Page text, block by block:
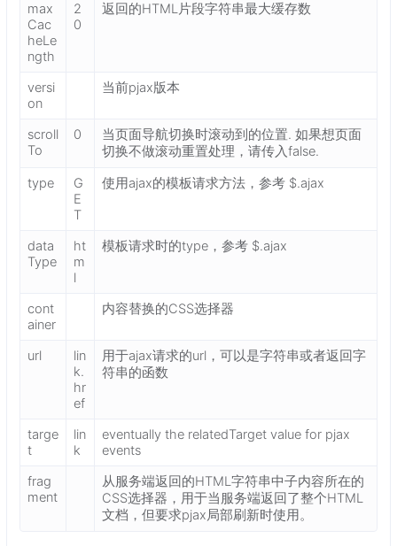
max
Cac
heLe
ngth
2
0
返回的HTML片段字符串最大缓存数
versi
on
当前pjax版本
scroll
To
0
当页面导航切换时滚动到的位置. 如果想页面
切换不做滚动重置处理，请传入false.
type
G
E
T
使用ajax的模板请求方法，参考 $.ajax
data
Type
ht
m
l
模板请求时的type，参考 $.ajax
cont
ainer
内容替换的CSS选择器
url
lin
k.
hr
ef
用于ajax请求的url，可以是字符串或者返回字
符串的函数
targe
t
lin
k
eventually the relatedTarget value for pjax
events
frag
ment
从服务端返回的HTML字符串中子内容所在的
CSS选择器，用于当服务端返回了整个HTML
文档，但要求pjax局部刷新时使用。